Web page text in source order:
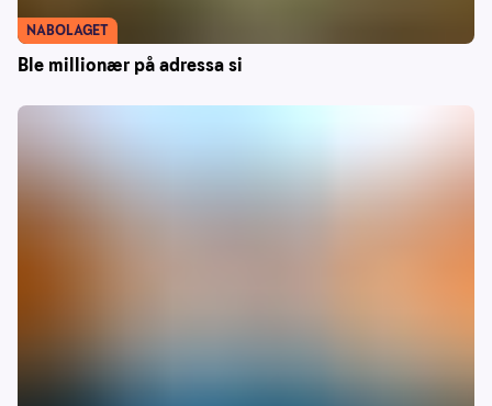
Ble millionær på adressa si
NABOLAGET